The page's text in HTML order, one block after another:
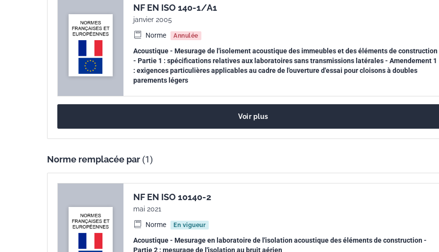
NF EN ISO 140-1/A1
janvier 2005
Norme
Annulée
Acoustique - Mesurage de l'isolement acoustique des immeubles et des éléments de construction
- Partie 1 : spécifications relatives aux laboratoires sans transmissions latérales - Amendement 1
: exigences particulières applicables au cadre de l'ouverture d'essai pour cloisons à doubles
parements légers
Voir plus
Norme remplacée par (1)
NF EN ISO 10140-2
mai 2021
Norme
En vigueur
Acoustique - Mesurage en laboratoire de l'isolation acoustique des éléments de construction -
Partie 2 : mesurage de l'isolation au bruit aérien